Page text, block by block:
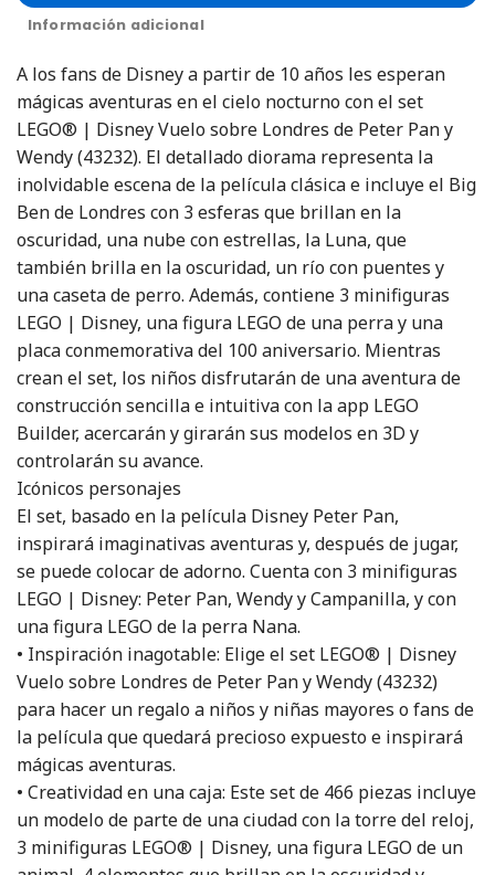
Información adicional
A los fans de Disney a partir de 10 años les esperan
mágicas aventuras en el cielo nocturno con el set
LEGO® | Disney Vuelo sobre Londres de Peter Pan y
Wendy (43232). El detallado diorama representa la
inolvidable escena de la película clásica e incluye el Big
Ben de Londres con 3 esferas que brillan en la
oscuridad, una nube con estrellas, la Luna, que
también brilla en la oscuridad, un río con puentes y
una caseta de perro. Además, contiene 3 minifiguras
LEGO | Disney, una figura LEGO de una perra y una
placa conmemorativa del 100 aniversario. Mientras
crean el set, los niños disfrutarán de una aventura de
construcción sencilla e intuitiva con la app LEGO
Builder, acercarán y girarán sus modelos en 3D y
controlarán su avance.
Icónicos personajes
El set, basado en la película Disney Peter Pan,
inspirará imaginativas aventuras y, después de jugar,
se puede colocar de adorno. Cuenta con 3 minifiguras
LEGO | Disney: Peter Pan, Wendy y Campanilla, y con
una figura LEGO de la perra Nana.
• Inspiración inagotable: Elige el set LEGO® | Disney
Vuelo sobre Londres de Peter Pan y Wendy (43232)
para hacer un regalo a niños y niñas mayores o fans de
la película que quedará precioso expuesto e inspirará
mágicas aventuras.
• Creatividad en una caja: Este set de 466 piezas incluye
un modelo de parte de una ciudad con la torre del reloj,
3 minifiguras LEGO® | Disney, una figura LEGO de un